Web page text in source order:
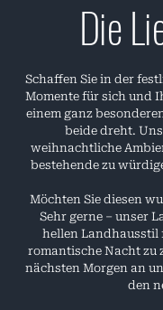
Die
Schaffen Sie in der
Momente für sich und
einem ganz
beide dreht.
weihnachtliche
bestehende zu
Möchten Sie diesen
Sehr gerne – unser
hellen Landhausstil
romantische Nacht zu
nächsten Morgen an
den